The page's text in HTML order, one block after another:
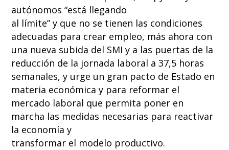
autónomos “está llegando
al límite” y que no se tienen las condiciones
adecuadas para crear empleo, más ahora con
una nueva subida del SMI y a las puertas de la
reducción de la jornada laboral a 37,5 horas
semanales, y urge un gran pacto de Estado en
materia económica y para reformar el
mercado laboral que permita poner en
marcha las medidas necesarias para reactivar
la economía y
transformar el modelo productivo.